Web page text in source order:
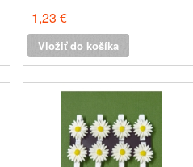
1,23 €
Vložiť do košíka